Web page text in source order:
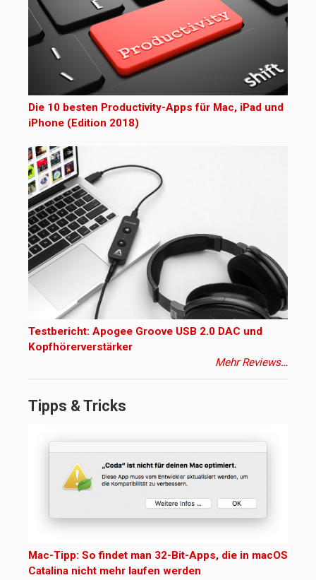
Die 10 besten Productivity-Apps für Mac, iPad und
iPhone (Edition 2018)
Testbericht: Apogee Groove USB 2.0 DAC und
Kopfhörerverstärker
Mehr Reviews…
Tipps & Tricks
Mac-Tipp: So findet man 32-Bit-Apps, die in macOS
Catalina nicht mehr laufen werden